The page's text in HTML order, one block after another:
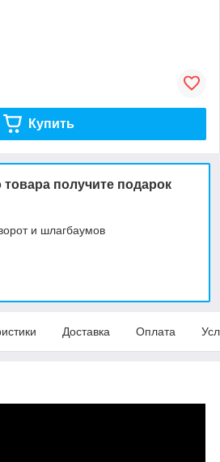
Купить
товара получите подарок
и шлагбаумов
Доставка Оплата